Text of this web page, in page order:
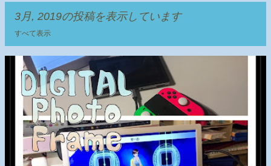
3月, 2019の投稿を表示しています
すべて表示